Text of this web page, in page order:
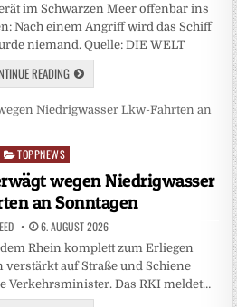
im Schwarzen Meer offenbar ins
Nach einem Angriff wird das Schiff
niemand. Quelle: DIE WELT
READING
Posted
TOPPNEWS
wegen Niedrigwasser
an Sonntagen
6. AUGUST 2026
Rhein komplett zum Erliegen
auf Straße und Schiene
Verkehrsminister. Das RKI meldet…